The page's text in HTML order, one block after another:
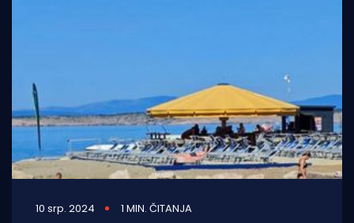
10 srp. 2024 1 MIN. ČITANJA